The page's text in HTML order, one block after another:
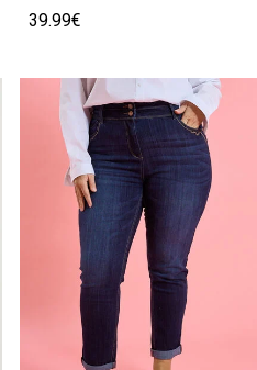
39.99€